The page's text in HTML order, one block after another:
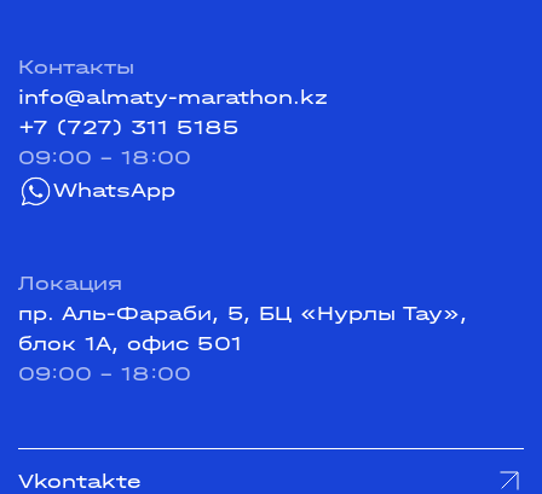
Контакты
info@almaty-marathon.kz
+7 (727) 311 5185
09:00 - 18:00
WhatsApp
Локация
пр. Аль-Фараби, 5, БЦ «Нурлы Тау»,
блок 1А, офис 501
09:00 - 18:00
Vkontakte